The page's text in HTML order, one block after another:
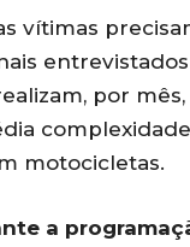
vítimas
por
motocicletas.
a